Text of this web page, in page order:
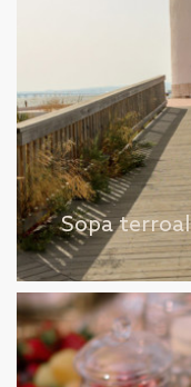
Sopa terroal